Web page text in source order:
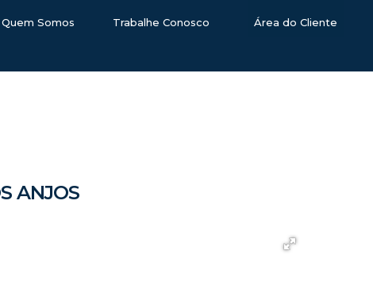
Quem Somos Trabalhe Conosco Área do Cliente
ANJOS